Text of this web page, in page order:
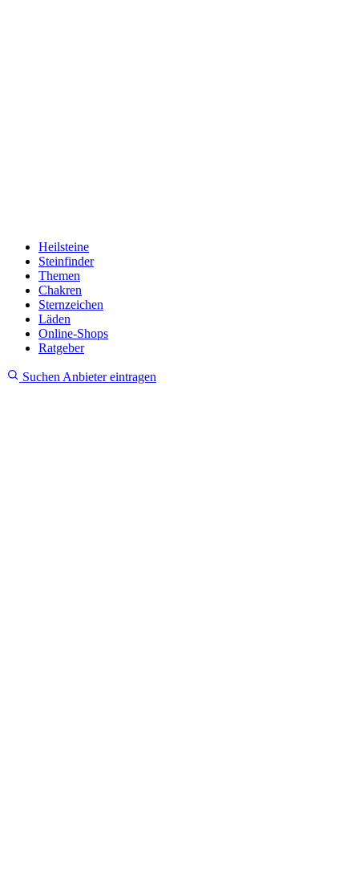
Heilsteine
Steinfinder
Themen
Chakren
Sternzeichen
Läden
Online-Shops
Ratgeber
Suchen Anbieter eintragen